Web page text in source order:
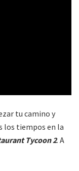
tu camino y
los tiempos en la
Tycoon 2. A